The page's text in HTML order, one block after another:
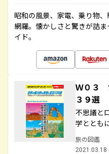
昭和の風景、家電、乗り物
網羅。懐かしさと驚きが詰
イド。
Ｗ０３
３９選
不思議と
学ととも
旅の図鑑
2021.03.18